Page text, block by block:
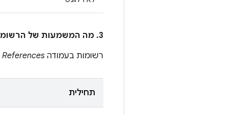
3. מה המשמעות של הרשומות בעמודה
רשומות בעמודה References
תחילית